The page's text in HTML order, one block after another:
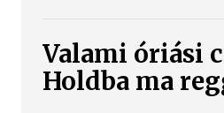
Valami óriási
Holdba ma